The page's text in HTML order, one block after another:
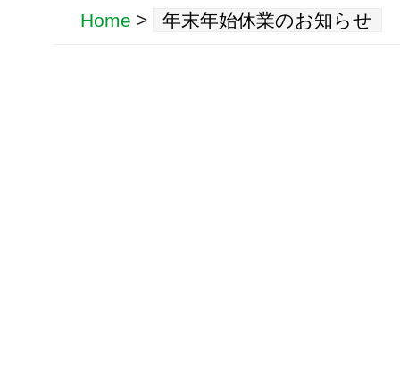
Home > 年末年始休業のお知らせ